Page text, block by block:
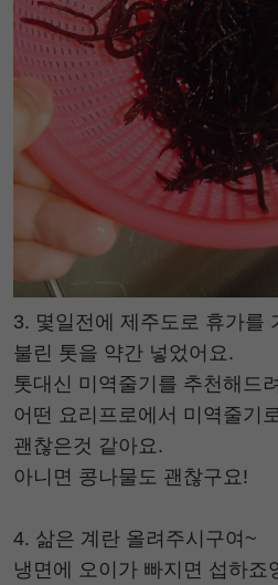
3. 몇일전에 제주도로 휴가를
불린 톳을 약간 넣었어요.
톳대신 미역줄기를 추천해드
어떤 요리프로에서 미역줄기
괜찮은것 같아요.
아니면 콩나물도 괜찮구요!
4. 삶은 계란 올려주시구여~
냉면에 오이가 빠지면 섭하죠